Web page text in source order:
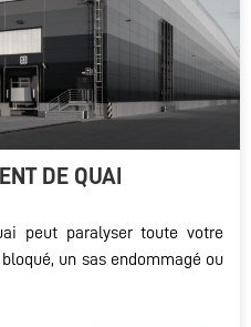
DE QUAI
peut paralyser toute votre
un sas endommagé ou